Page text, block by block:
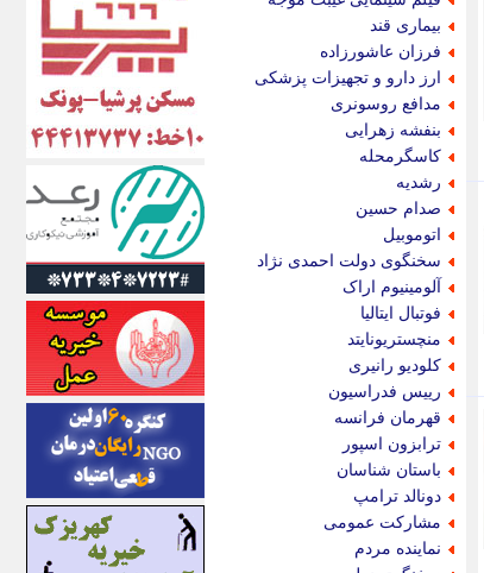
بیماری قند
فرزان عاشورزاده
ارز دارو و تجهیزات پزشکی
مدافع روسونری
بنفشه زهرایی
کاسگرمحله
رشدیه
صدام حسین
اتوموبیل
سخنگوی دولت احمدی نژاد
آلومینیوم اراک
فوتبال ایتالیا
منچستریونایتد
کلودیو رانیری
رییس فدراسیون
قهرمان فرانسه
ترابزون اسپور
باستان شناسان
دونالد ترامپ
مشارکت عمومی
نماینده مردم
ای استخدام
ایتنا
ایراف
ایران آرت
ایران آنلاین
ایران زندگی
ایران فوری
ایرانی روز
ایرانیتال
ایرنا
ایسکانیوز
ایسنا
ایکنا
ایلنا
اینتیتر
ایونا نیوز
بازتاب آنلاین
باشگاه خبرنگاران
باغستان نیوز
بامبوک
ببین و بخون
بدینسان